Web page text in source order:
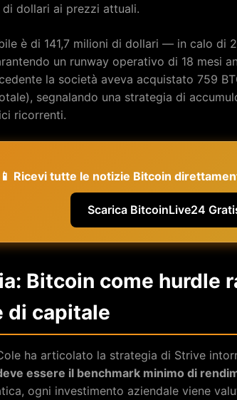
di dollari ai prezzi attuali.
è di 141,7 milioni di dollari — in calo di
un runway operativo di 18 mesi
la società aveva acquistato 759
segnalando una strategia di
ricorrenti.
📱 Ricevi tutte le notizie Bitcoin
Scarica BitcoinLive24
Bitcoin come hurdle
di capitale
ha articolato la strategia di Strive
essere il benchmark minimo di
ogni investimento aziendale viene